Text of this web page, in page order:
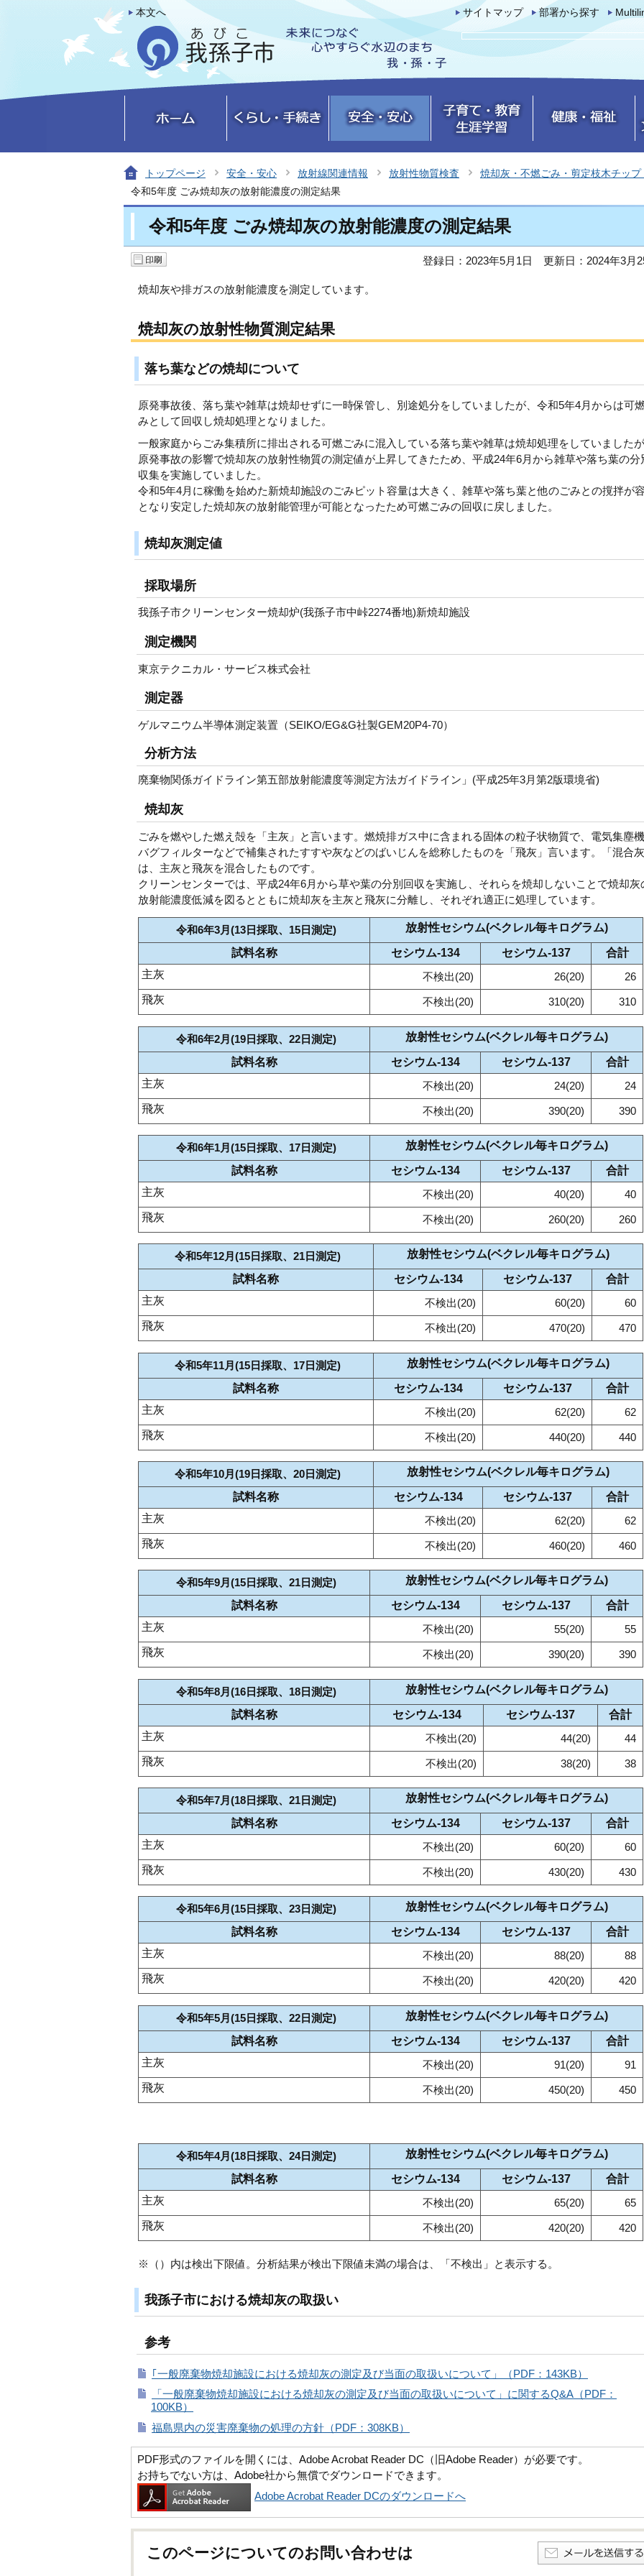
本文へ サイトマップ 部署から探す
トップページ 安全・安心 放射線関連情報 放射性物質検査 焼却灰・不燃ごみ・剪定枝木チップ
令和5年度 ごみ焼却灰の放射能濃度の測定結果
令和5年度 ごみ焼却灰の放射能濃度の測定結果
登録日：2023年5月1日 更新日：2024年3月
焼却灰や排ガスの放射能濃度を測定しています。
焼却灰の放射性物質測定結果
落ち葉などの焼却について
原発事故後、落ち葉や雑草は焼却せずに一時保管し、別途処分をしていましたが、令和5年4月からは可
みとして回収し焼却処理となりました。
一般家庭からごみ集積所に排出される可燃ごみに混入している落ち葉や雑草は焼却処理をしていましたが
原発事故の影響で焼却灰の放射性物質の測定値が上昇してきたため、平成24年6月から雑草や落ち葉の分
収集を実施していました。
令和5年4月に稼働を始めた新焼却施設のごみピット容量は大きく、雑草や落ち葉と他のごみとの撹拌が
となり安定した焼却灰の放射能管理が可能となったため可燃ごみの回収に戻しました。
焼却灰測定値
採取場所
我孫子市クリーンセンター焼却炉(我孫子市中峠2274番地)新焼却施設
測定機関
東京テクニカル・サービス株式会社
測定器
ゲルマニウム半導体測定装置（SEIKO/EG&G社製GEM20P4-70）
分析方法
廃棄物関係ガイドライン第五部放射能濃度等測定方法ガイドライン」(平成25年3月第2版環境省)
焼却灰
ごみを燃やした燃え殻を「主灰」と言います。燃焼排ガス中に含まれる固体の粒子状物質で、電気集塵
バグフィルターなどで補集されたすすや灰などのばいじんを総称したものを「飛灰」言います。「混合灰
は、主灰と飛灰を混合したものです。
クリーンセンターでは、平成24年6月から草や葉の分別回収を実施し、それらを焼却しないことで焼却灰
放射能濃度低減を図るとともに焼却灰を主灰と飛灰に分離し、それぞれ適正に処理しています。
令和6年3月(13日採取、15日測定) 放射性セシウム(ベクレル毎キログラム)
試料名称 セシウム‐134 セシウム‐137
合計
主灰
不検出(20) 26(20)
26
飛灰
不検出(20) 310(20) 310
令和6年2月(19日採取、22日測定) 放射性セシウム(ベクレル毎キログラム)
試料名称 セシウム‐134 セシウム‐137
合計
主灰
不検出(20) 24(20)
24
飛灰
不検出(20) 390(20) 390
令和6年1月(15日採取、17日測定) 放射性セシウム(ベクレル毎キログラム)
試料名称 セシウム‐134 セシウム‐137
合計
主灰
不検出(20) 40(20)
40
飛灰
不検出(20) 260(20) 260
令和5年12月(15日採取、21日測定) 放射性セシウム(ベクレル毎キログラム)
試料名称 セシウム‐134 セシウム‐137
合計
主灰
不検出(20) 60(20)
60
飛灰
不検出(20) 470(20) 470
令和5年11月(15日採取、17日測定) 放射性セシウム(ベクレル毎キログラム)
試料名称 セシウム‐134 セシウム‐137
合計
主灰
不検出(20) 62(20)
62
飛灰
不検出(20) 440(20) 440
令和5年10月(19日採取、20日測定) 放射性セシウム(ベクレル毎キログラム)
試料名称 セシウム‐134 セシウム‐137
合計
主灰
不検出(20) 62(20)
62
飛灰
不検出(20) 460(20) 460
令和5年9月(15日採取、21日測定) 放射性セシウム(ベクレル毎キログラム)
試料名称 セシウム‐134 セシウム‐137
合計
主灰
不検出(20) 55(20)
55
飛灰
不検出(20) 390(20) 390
令和5年8月(16日採取、18日測定) 放射性セシウム(ベクレル毎キログラム)
試料名称 セシウム‐134 セシウム‐137
合計
主灰
不検出(20) 44(20)
44
飛灰
不検出(20) 38(20) 38
令和5年7月(18日採取、21日測定) 放射性セシウム(ベクレル毎キログラム)
試料名称 セシウム‐134 セシウム‐137
合計
主灰
不検出(20) 60(20)
60
飛灰
不検出(20) 430(20) 430
令和5年6月(15日採取、23日測定) 放射性セシウム(ベクレル毎キログラム)
試料名称 セシウム‐134 セシウム‐137
合計
主灰
不検出(20) 88(20)
88
飛灰
不検出(20) 420(20) 420
令和5年5月(15日採取、22日測定) 放射性セシウム(ベクレル毎キログラム)
試料名称 セシウム‐134 セシウム‐137
合計
主灰
不検出(20) 91(20)
91
飛灰
不検出(20) 450(20) 450
令和5年4月(18日採取、24日測定) 放射性セシウム(ベクレル毎キログラム)
試料名称 セシウム‐134 セシウム‐137
合計
主灰
不検出(20) 65(20)
65
飛灰
不検出(20) 420(20) 420
※（）内は検出下限値。分析結果が検出下限値未満の場合は、「不検出」と表示する。
我孫子市における焼却灰の取扱い
参考
｢一般廃棄物焼却施設における焼却灰の測定及び当面の取扱いについて」（PDF：143KB）
「一般廃棄物焼却施設における焼却灰の測定及び当面の取扱いについて」に関するQ&A（PDF：
100KB）
福島県内の災害廃棄物の処理の方針（PDF：308KB）
PDF形式のファイルを開くには、Adobe Acrobat Reader DC（旧Adobe Reader）が必要です。
お持ちでない方は、Adobe社から無償でダウンロードできます。
Adobe Acrobat Reader DCのダウンロードへ
このページについてのお問い合わせは